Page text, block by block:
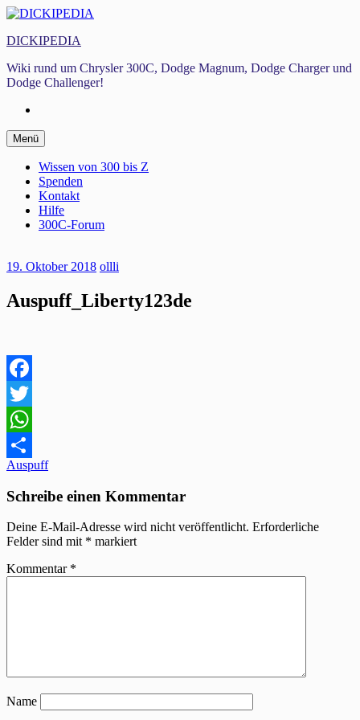
Zum
springen
DICKIPEDIA
Wiki rund um Chrysler 300C, Dodge Magnum, Dodge Charger und
Dodge Challenger!
Menü Zum
Inhalt
springen
Wissen von 300 bis Z
Spenden
Kontakt
Hilfe
300C-Forum
19. Oktober 2018 ollli
Auspuff_Liberty123de
Facebook
Twitter
WhatsApp
Teilen
Beitragsnavigation
Auspuff
Schreibe einen Kommentar
Deine E-Mail-Adresse wird nicht veröffentlicht. Erforderliche
Felder sind mit * markiert
Kommentar *
Name